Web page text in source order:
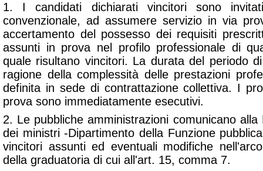
1. I candidati dichiarati vincitori sono
convenzionale, ad assumere servizio in via
accertamento del possesso dei requisiti
assunti in prova nel profilo professionale di
quale risultano vincitori. La durata del periodo
ragione della complessità delle prestazioni
definita in sede di contrattazione collettiva. I
prova sono immediatamente esecutivi.
2. Le pubbliche amministrazioni comunicano alla
dei ministri -Dipartimento della Funzione
vincitori assunti ed eventuali modifiche
della graduatoria di cui all'art. 15, comma 7.